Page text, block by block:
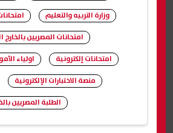
وزارة التربيه والتعليم
امتحانات
امتحانات المصريين بالخارج
امتحانات إلكترونية
اولياء
منصة الاختبارات الإلكترونية
الطلبة المصريين